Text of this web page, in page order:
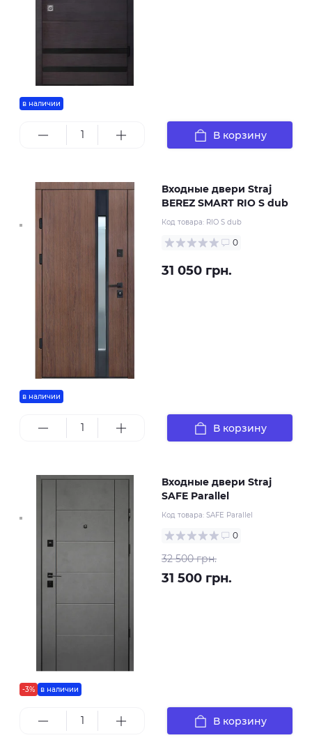
в наличии
В корзину
в наличии
Входные двери Straj
BEREZ SMART RIO S dub
Код товара: RIO S dub
0
31 050 грн.
В корзину
-3% в наличии
Входные двери Straj
SAFE Parallel
Код товара: SAFE Parallel
0
32 500 грн.
31 500 грн.
В корзину